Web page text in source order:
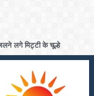
लगे मिट्टी के चूल्हे